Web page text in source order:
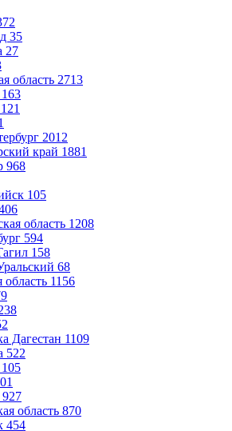
35
27
область 2713
163
121
2012
край 1881
968
105
область 1208
594
158
68
область 1156
Дагестан 1109
522
105
927
область 870
454